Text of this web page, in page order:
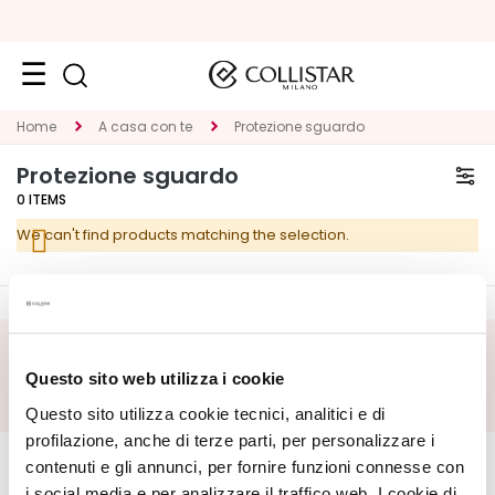
Questo sito web utilizza i cookie
Questo sito utilizza cookie tecnici, analitici e di
profilazione, anche di terze parti, per personalizzare i
contenuti e gli annunci, per fornire funzioni connesse con
Face
C
A
T
E
O
S
p
e
c
Home A casa con te Protezione sguardo
Protezione sguardo
0 ITEMS
We can't find products matching the selection.
CORPORATE
About Us
MY PROFILE
Account Information